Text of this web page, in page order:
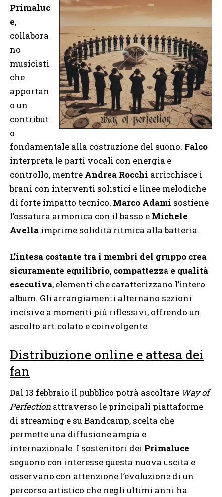
Primaluc
e,
collabora
no
musicisti
che
apportan
o un
contribut
o
fondamentale alla costruzione del suono. Falco
interpreta le parti vocali con energia e
controllo, mentre Andrea Rocchi arricchisce i
brani con interventi solistici e linee melodiche
di forte impatto tecnico. Marco Adami sostiene
l’ossatura armonica con il basso e Michele
Avella imprime solidità ritmica alla batteria.
L’intesa costante tra i membri del gruppo crea
sicuramente equilibrio, compattezza e qualità
esecutiva, elementi che caratterizzano l’intero
album. Gli arrangiamenti alternano sezioni
incisive a momenti più riflessivi, offrendo un
ascolto articolato e coinvolgente.
Distribuzione online e attesa dei
fan
Dal 13 febbraio il pubblico potrà ascoltare Way of
Perfection attraverso le principali piattaforme
di streaming e su Bandcamp, scelta che
permette una diffusione ampia e
internazionale. I sostenitori dei Primaluce
seguono con interesse questa nuova uscita e
osservano con attenzione l’evoluzione di un
percorso artistico che negli ultimi anni ha